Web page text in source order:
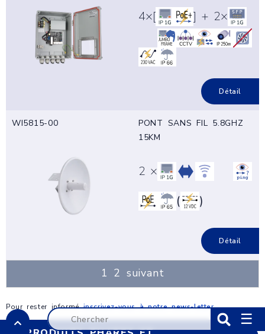
☰
4×[ ] + 2×
Détail
WI5815-00
PONT SANS FIL 5.8GHZ
15KM
2 ×
(
)
Détail
1 2 suivant
Pour rester informéinscrivez-vous à notre news-letter.